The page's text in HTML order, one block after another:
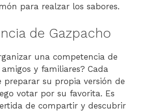
para realzar los sabores.
de Gazpacho
una competencia de
y familiares? Cada
preparar su propia versión de
votar por su favorita. Es
de compartir y descubrir